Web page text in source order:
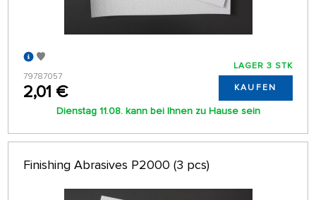
79787057
2,01 €
LAGER 3 STK
KAUFEN
Dienstag 11.08. kann bei Ihnen zu Hause sein
Finishing Abrasives P2000 (3 pcs)